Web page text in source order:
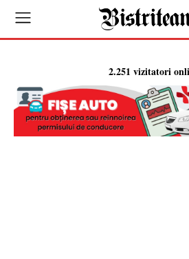
2.251 vizitatori